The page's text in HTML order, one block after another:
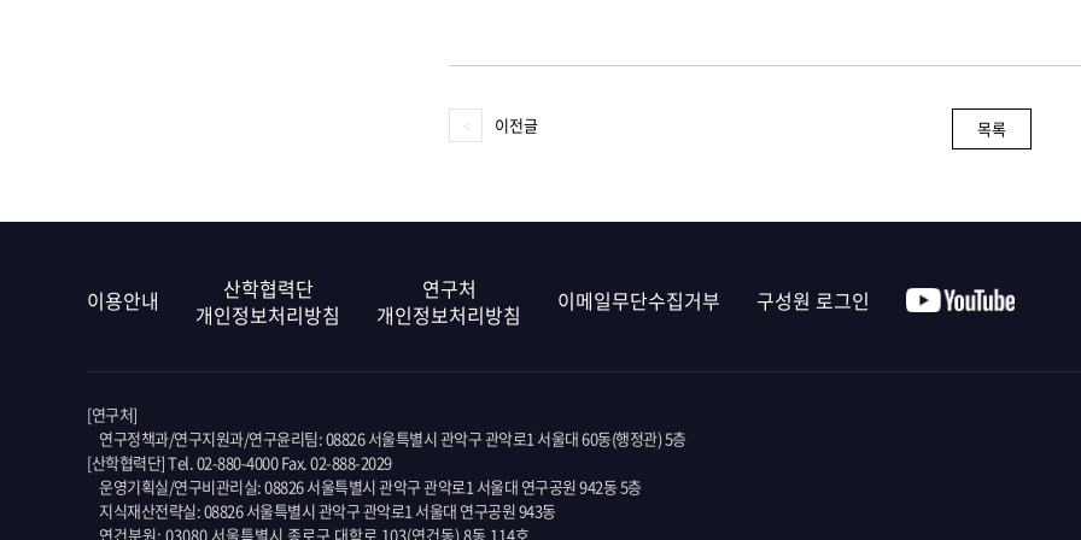
이전글 목록
이용안내
산학협력단
개인정보처리방침
연구처
개인정보처리방침
이메일무단수집거부 구성원 로그인
[연구처]
연구정책과/연구지원과/연구윤리팀: 08826 서울특별시 관악구 관악로1 서울대 60동(행정관) 5층
[산학협력단] Tel. 02-880-4000 Fax. 02-888-2029
운영기획실/연구비관리실: 08826 서울특별시 관악구 관악로1 서울대 연구공원 942동 5층
지식재산전략실: 08826 서울특별시 관악구 관악로1 서울대 연구공원 943동
연건분원: 03080 서울특별시 종로구 대학로 103(연건동) 8동 114호